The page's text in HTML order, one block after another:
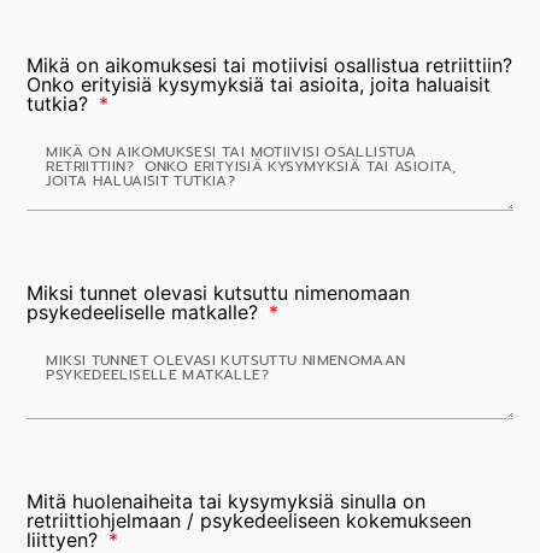
Mikä on aikomuksesi tai motiivisi osallistua retriittiin?
Onko erityisiä kysymyksiä tai asioita, joita haluaisit
tutkia?
Miksi tunnet olevasi kutsuttu nimenomaan
psykedeeliselle matkalle?
Mitä huolenaiheita tai kysymyksiä sinulla on
retriittiohjelmaan / psykedeeliseen kokemukseen
liittyen?